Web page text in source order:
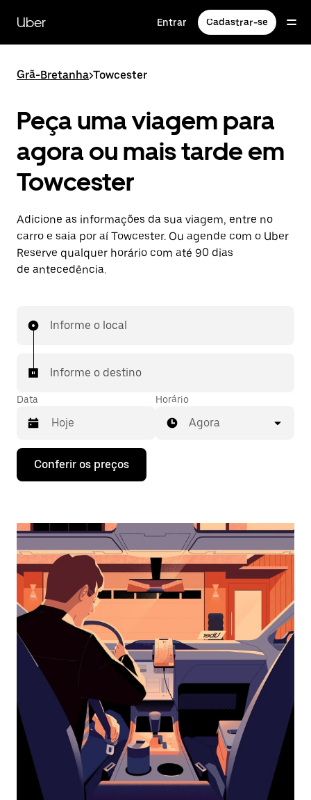
para
conteúdo
Uber Entrar Cadastrar-se
Grã-Bretanha>Towcester
Peça uma viagem para
agora ou mais tarde em
Towcester
Adicione as informações da sua viagem, entre no
carro e saia por aí Towcester. Ou agende com o Uber
Reserve qualquer horário com até 90 dias
de antecedência.
Informe o local
Informe o destino
Data
Pressione
seta
interagir
o
calendário
selecionar
uma
data.
Pressione
a
tecla
“ESC”
o
calendário.
Horário
Agora
Conferir os preços